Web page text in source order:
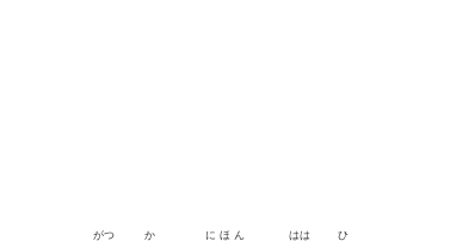
がつ か にほん はは ひ